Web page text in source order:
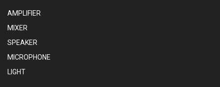
AMPLIFIER
MIXER
SPEAKER
MICROPHONE
LIGHT